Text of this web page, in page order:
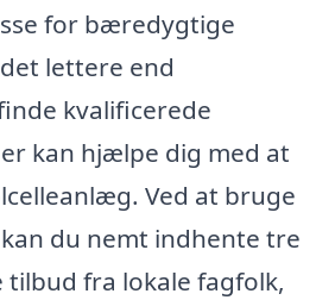
for bæredygtige
lettere end
kvalificerede
kan hjælpe dig med at
Ved at bruge
du nemt indhente tre
fra lokale fagfolk,